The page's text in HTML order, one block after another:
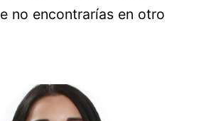
no encontrarías en otro